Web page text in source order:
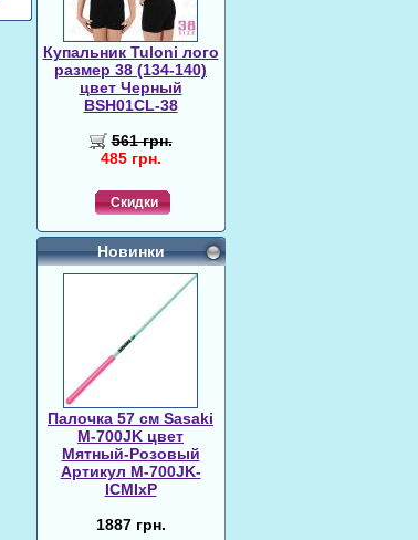
Купальник Tuloni лого
размер 38 (134-140)
цвет Черный
BSH01CL-38
561 грн.
485 грн.
Скидки
Новинки
Палочка 57 см Sasaki
M-700JK цвет
Мятный-Розовый
Артикул M-700JK-
ICMIxP
1887 грн.